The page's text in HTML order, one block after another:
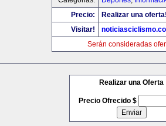
Precio:
Realizar una
Visitar!
Serán consideradas
Realizar una Oferta
Precio Ofrecido $